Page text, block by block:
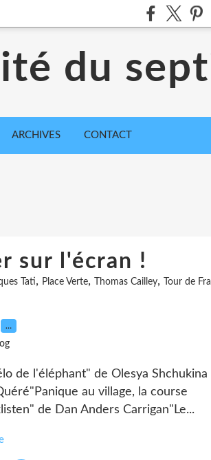
du
ARCHIVES CONTACT
sur l'écran !
Tati, Place Verte, Thomas Cailley, Tour de
…
de l'éléphant" de Olesya Shchukina
au village, la course
de Dan Anders Carrigan"Le...